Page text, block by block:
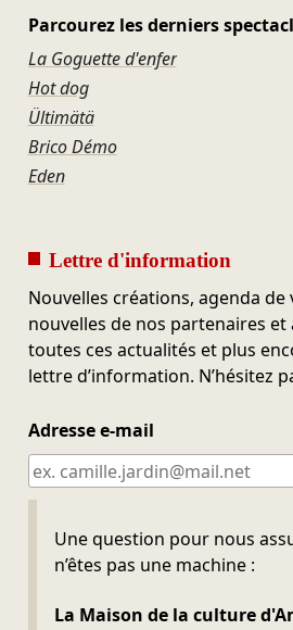
Parcourez les derniers
La Goguette d'enfer
Hot dog
Ültimätä
Brico Démo
Eden
Lettre d'information
Nouvelles créations, agenda
nouvelles de nos partenaires et
toutes ces actualités et plus
lettre d’information. N’hésitez
Adresse e-mail
Une question pour nous
n’êtes pas une machine :
La Maison de la culture
Ne pas remplir